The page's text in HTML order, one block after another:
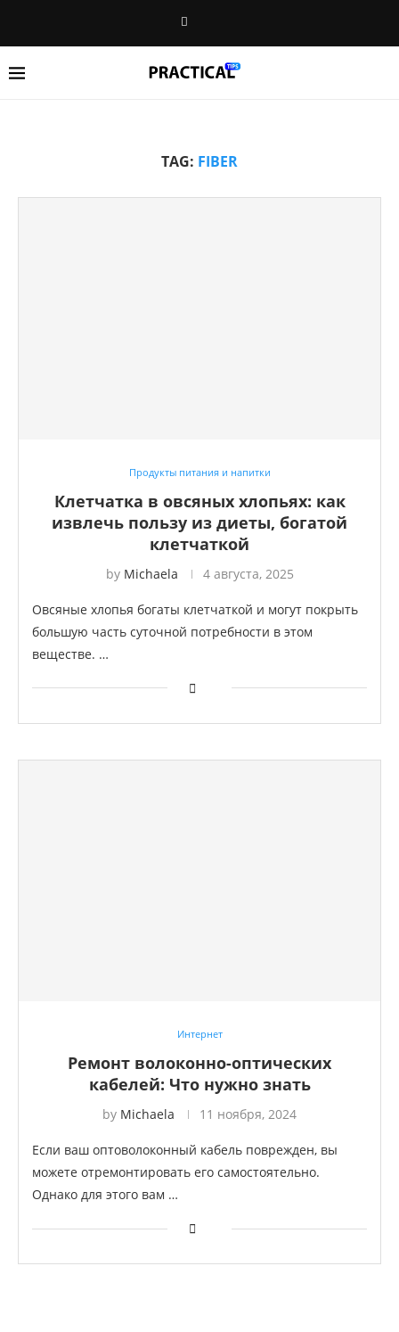
TAG: FIBER
Продукты питания и напитки
Клетчатка в овсяных хлопьях: как
извлечь пользу из диеты, богатой
клетчаткой
by Michaela 4 августа, 2025
Овсяные хлопья богаты клетчаткой и могут покрыть
большую часть суточной потребности в этом
веществе. …
Интернет
Ремонт волоконно-оптических
кабелей: Что нужно знать
by Michaela 11 ноября, 2024
Если ваш оптоволоконный кабель поврежден, вы
можете отремонтировать его самостоятельно.
Однако для этого вам …